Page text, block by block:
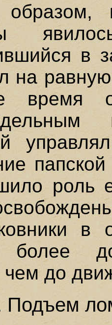
в
на
время
папской
роль
в
более
чем до
Подъем